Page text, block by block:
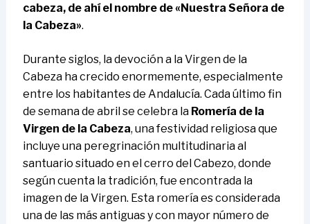
cabeza, de ahí el nombre de «Nuestra Señora de
la Cabeza».
Durante siglos, la devoción a la Virgen de la
Cabeza ha crecido enormemente, especialmente
entre los habitantes de Andalucía. Cada último fin
de semana de abril se celebra la Romería de la
Virgen de la Cabeza, una festividad religiosa que
incluye una peregrinación multitudinaria al
santuario situado en el cerro del Cabezo, donde
según cuenta la tradición, fue encontrada la
imagen de la Virgen. Esta romería es considerada
una de las más antiguas y con mayor número de